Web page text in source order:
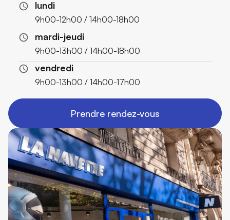
lundi
9h00-12h00 / 14h00-18h00
mardi-jeudi
9h00-13h00 / 14h00-18h00
vendredi
9h00-13h00 / 14h00-17h00
Prendre rendez-vous